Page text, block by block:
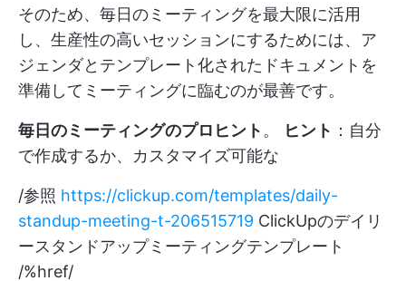
そのため、毎日のミーティングを最大限に活用
し、生産性の高いセッションにするためには、ア
ジェンダとテンプレート化されたドキュメントを
準備してミーティングに臨むのが最善です。
毎日のミーティングのプロヒント 。 ヒント ：自分
で作成するか、カスタマイズ可能な
/参照 https://clickup.com/templates/daily-
standup-meeting-t-206515719 ClickUpのデイリ
ースタンドアップミーティングテンプレート
/%href/